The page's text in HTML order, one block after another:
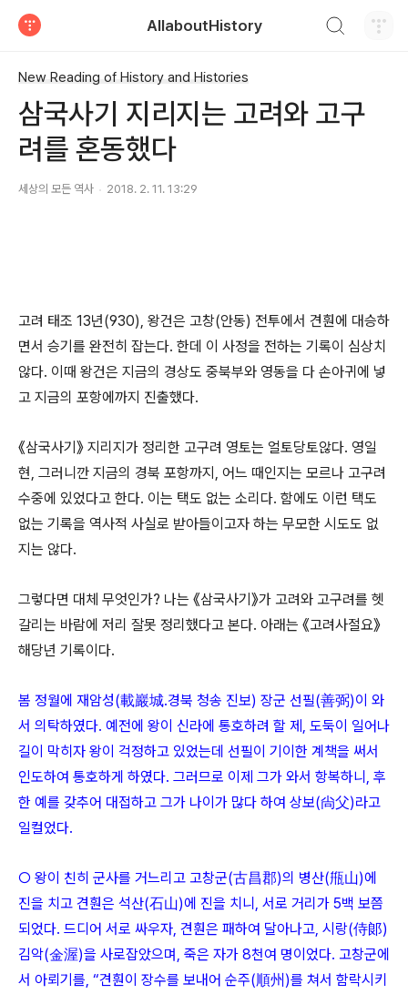
AllaboutHistory
New Reading of History and Histories
삼국사기 지리지는 고려와 고구
려를 혼동했다
세상의 모든 역사 2018. 2. 11. 13:29
고려 태조 13년(930), 왕건은 고창(안동) 전투에서 견훤에 대승하
면서 승기를 완전히 잡는다. 한데 이 사정을 전하는 기록이 심상치
않다. 이때 왕건은 지금의 경상도 중북부와 영동을 다 손아귀에 넣
고 지금의 포항에까지 진출했다.
《삼국사기》 지리지가 정리한 고구려 영토는 얼토당토않다. 영일
현, 그러니깐 지금의 경북 포항까지, 어느 때인지는 모르나 고구려
수중에 있었다고 한다. 이는 택도 없는 소리다. 함에도 이런 택도
없는 기록을 역사적 사실로 받아들이고자 하는 무모한 시도도 없
지는 않다.
그렇다면 대체 무엇인가? 나는 《삼국사기》가 고려와 고구려를 헷
갈리는 바람에 저리 잘못 정리했다고 본다. 아래는 《고려사절요》
해당년 기록이다.
봄 정월에 재암성(載巖城․경북 청송 진보) 장군 선필(善弼)이 와
서 의탁하였다. 예전에 왕이 신라에 통호하려 할 제, 도둑이 일어나
길이 막히자 왕이 걱정하고 있었는데 선필이 기이한 계책을 써서
인도하여 통호하게 하였다. 그러므로 이제 그가 와서 항복하니, 후
한 예를 갖추어 대접하고 그가 나이가 많다 하여 상보(尙父)라고
일컬었다.
○ 왕이 친히 군사를 거느리고 고창군(古昌郡)의 병산(甁山)에
진을 치고 견훤은 석산(石山)에 진을 치니, 서로 거리가 5백 보쯤
되었다. 드디어 서로 싸우자, 견훤은 패하여 달아나고, 시랑(侍郞)
김악(金渥)을 사로잡았으며, 죽은 자가 8천여 명이었다. 고창군에
서 아뢰기를, “견훤이 장수를 보내어 순주(順州)를 쳐서 함락시키